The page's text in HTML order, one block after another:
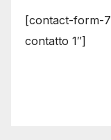
[contact-form-7
contatto 1″]